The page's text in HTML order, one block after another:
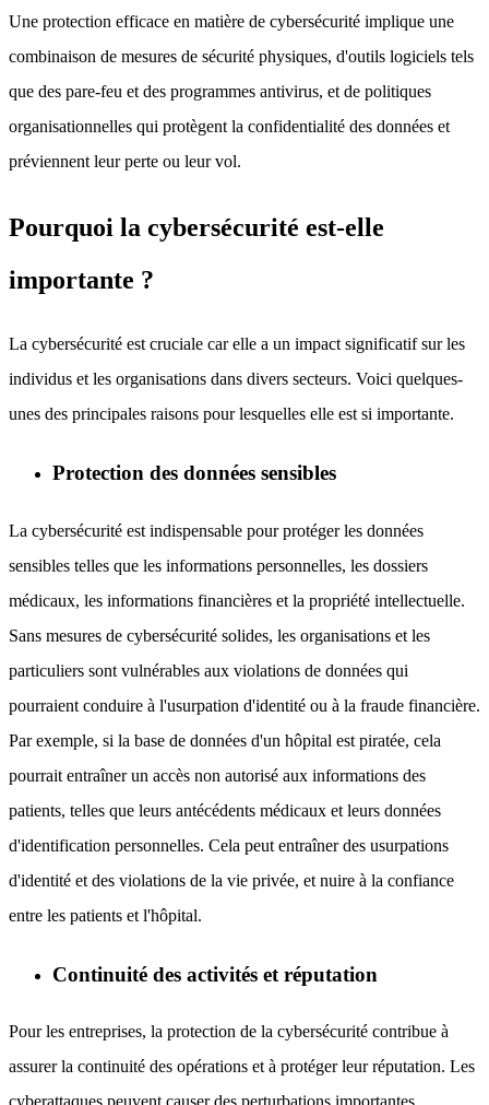
Une protection efficace en matière de cybersécurité implique une
combinaison de mesures de sécurité physiques, d'outils logiciels tels
que des pare-feu et des programmes antivirus, et de politiques
organisationnelles qui protègent la confidentialité des données et
préviennent leur perte ou leur vol.
Pourquoi la cybersécurité est-elle
importante ?
La cybersécurité est cruciale car elle a un impact significatif sur les
individus et les organisations dans divers secteurs. Voici quelques-
unes des principales raisons pour lesquelles elle est si importante.
Protection des données sensibles
La cybersécurité est indispensable pour protéger les données
sensibles telles que les informations personnelles, les dossiers
médicaux, les informations financières et la propriété intellectuelle.
Sans mesures de cybersécurité solides, les organisations et les
particuliers sont vulnérables aux violations de données qui
pourraient conduire à l'usurpation d'identité ou à la fraude financière.
Par exemple, si la base de données d'un hôpital est piratée, cela
pourrait entraîner un accès non autorisé aux informations des
patients, telles que leurs antécédents médicaux et leurs données
d'identification personnelles. Cela peut entraîner des usurpations
d'identité et des violations de la vie privée, et nuire à la confiance
entre les patients et l'hôpital.
Continuité des activités et réputation
Pour les entreprises, la protection de la cybersécurité contribue à
assurer la continuité des opérations et à protéger leur réputation. Les